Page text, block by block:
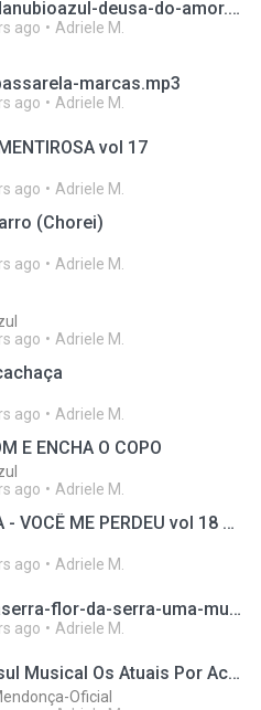
514443-bandadanubioazul-deusa-do-amor.mp3
ago Adriele M.
marcas.mp3
ago Adriele M.
vol 17
ago Adriele M.
(Chorei)
ago Adriele M.
ago Adriele M.
ago Adriele M.
E ENCHA O COPO
ago Adriele M.
FLOR DA SERRA - VOCÊ ME PERDEU vol 18 OK
ago Adriele M.
1563354-flordaserra-flor-da-serra-uma-mulher-quando-ama.mp3
ago Adriele M.
Asmelhoresdosul Musical Os Atuais Por Acaso Lancamento 2013
Oficial